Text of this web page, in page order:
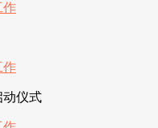
动仪式